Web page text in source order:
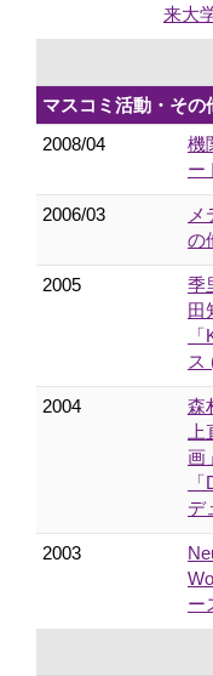
来大
マスコミ活動・その
2008/04
機
ー
2006/03
の
2005
季
田
ス
2004
森
画
デ
2003
ー